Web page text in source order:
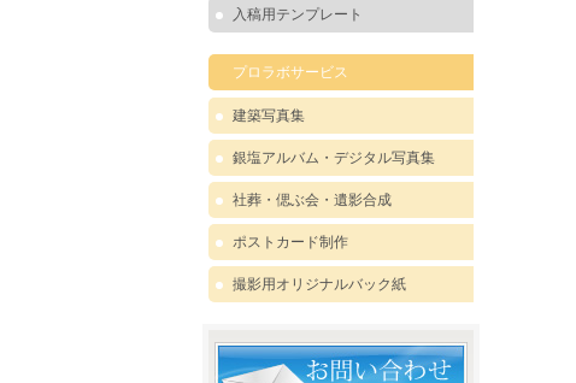
入稿用テンプレート
プロラボサービス
建築写真集
銀塩アルバム・デジタル写真集
社葬・偲ぶ会・遺影合成
ポストカード制作
撮影用オリジナルバック紙